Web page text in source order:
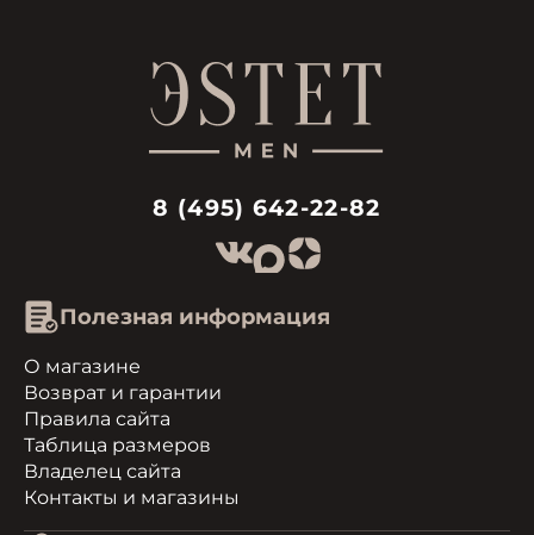
8 (495) 642-22-82
Полезная информация
О магазине
Возврат и гарантии
Правила сайта
Таблица размеров
Владелец сайта
Контакты и магазины